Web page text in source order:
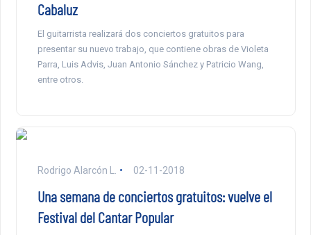
Cabaluz
El guitarrista realizará dos conciertos gratuitos para
presentar su nuevo trabajo, que contiene obras de Violeta
Parra, Luis Advis, Juan Antonio Sánchez y Patricio Wang,
entre otros.
Rodrigo Alarcón L. 02-11-2018
Una semana de conciertos gratuitos: vuelve el
Festival del Cantar Popular